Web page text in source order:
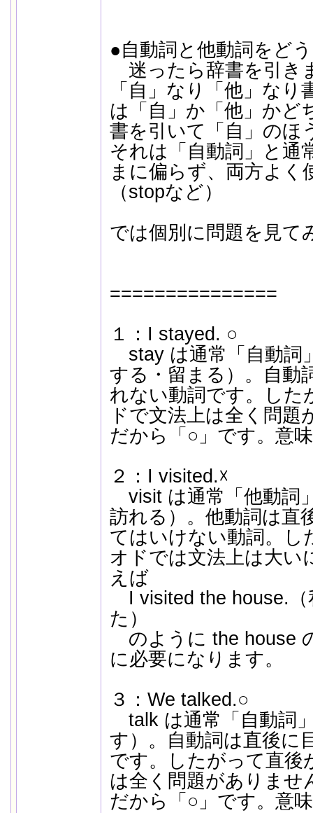
●自動詞と他動詞をど
迷ったら辞書を引き
「自」なり「他」な
は「自」か「他」かど
書を引いて「自」のほ
それは「自動詞」と通
まに偏らず、両方よく
（stopなど）
では個別に問題を見て
===============
１：I stayed. ○
stay は通常「自動詞
する・留まる）。自動
れない動詞です。した
ドで文法上は全く問題
だから「○」です。意
２：I visited.☓
visit は通常「他動詞
訪れる）。他動詞は直
てはいけない動詞。し
オドでは文法上は大い
えば
I visited the house.（
た）
のように the house
に必要になります。
３：We talked.○
talk は通常「自動詞
す）。自動詞は直後に
です。したがって直後
は全く問題がありませ
だから「○」です。意